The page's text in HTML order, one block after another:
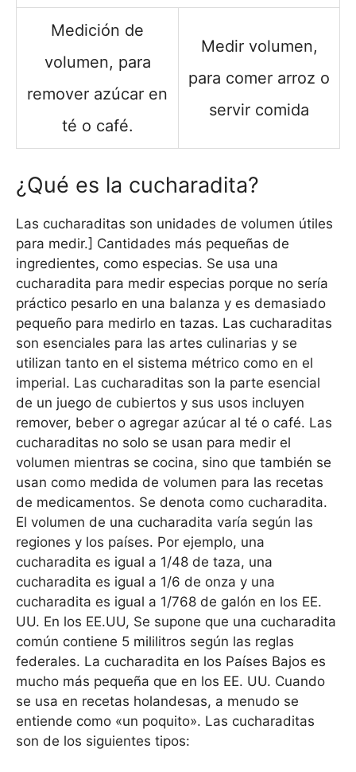
Medición de
volumen, para
remover azúcar en
té o café.
Medir volumen,
para comer arroz o
servir comida
¿Qué es la cucharadita?
Las cucharaditas son unidades de volumen útiles
para medir.] Cantidades más pequeñas de
ingredientes, como especias. Se usa una
cucharadita para medir especias porque no sería
práctico pesarlo en una balanza y es demasiado
pequeño para medirlo en tazas. Las cucharaditas
son esenciales para las artes culinarias y se
utilizan tanto en el sistema métrico como en el
imperial. Las cucharaditas son la parte esencial
de un juego de cubiertos y sus usos incluyen
remover, beber o agregar azúcar al té o café. Las
cucharaditas no solo se usan para medir el
volumen mientras se cocina, sino que también se
usan como medida de volumen para las recetas
de medicamentos. Se denota como cucharadita.
El volumen de una cucharadita varía según las
regiones y los países. Por ejemplo, una
cucharadita es igual a 1/48 de taza, una
cucharadita es igual a 1/6 de onza y una
cucharadita es igual a 1/768 de galón en los EE.
UU. En los EE.UU, Se supone que una cucharadita
común contiene 5 mililitros según las reglas
federales. La cucharadita en los Países Bajos es
mucho más pequeña que en los EE. UU. Cuando
se usa en recetas holandesas, a menudo se
entiende como «un poquito». Las cucharaditas
son de los siguientes tipos: